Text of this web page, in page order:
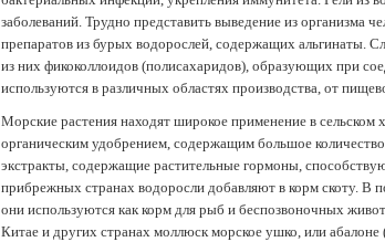
заболеваний. Трудно представить выведение из организма
препаратов из бурых водорослей, содержащих альгинаты.
из них фикоколлоидов (полисахаридов), образующих при
используются в различных областях производства, от
Морские растения находят широкое применение в сельском
органическим удобрением, содержащим большое
экстракты, содержащие растительные гормоны,
прибрежных странах водоросли добавляют в корм скоту. В
они используются как корм для рыб и беспозвоночных
Китае и других странах моллюск морское ушко, или